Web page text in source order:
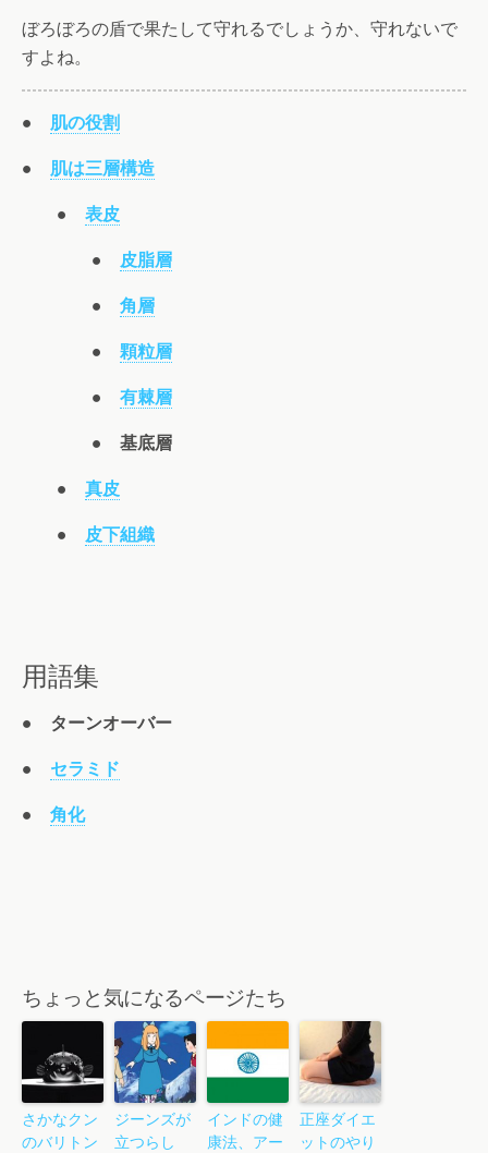
ぼろぼろの盾で果たして守れるでしょうか、守れないで
すよね。
● 肌の役割
● 肌は三層構造
● 表皮
● 皮脂層
● 角層
● 顆粒層
● 有棘層
● 基底層
● 真皮
● 皮下組織
用語集
● ターンオーバー
● セラミド
● 角化
ちょっと気になるページたち
さかなクン
のバリトン
ジーンズが
立つらし
インドの健
康法、アー
正座ダイエ
ットのやり